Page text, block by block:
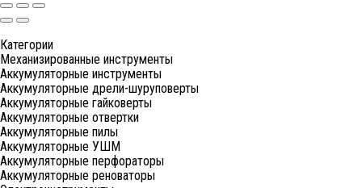
Категории
Механизированные инструменты
Аккумуляторные инструменты
Аккумуляторные дрели-шуруповерты
Аккумуляторные гайковерты
Аккумуляторные отвертки
Аккумуляторные пилы
Аккумуляторные УШМ
Аккумуляторные перфораторы
Аккумуляторные реноваторы